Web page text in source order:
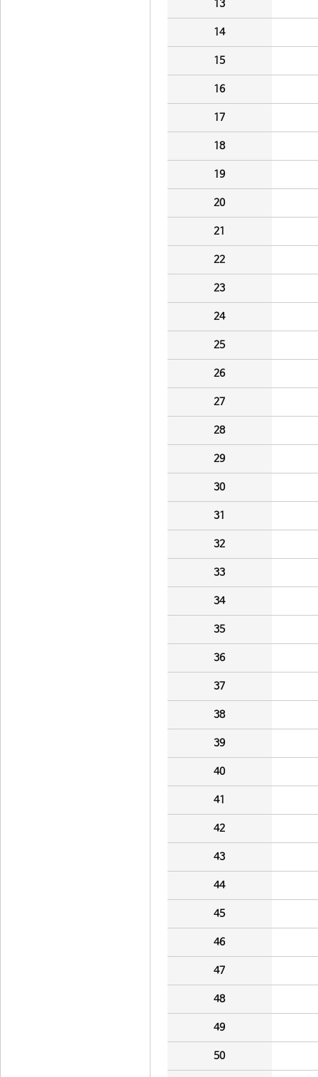
13
14
15
16
17
18
19
20
21
22
23
24
25
26
27
28
29
30
31
32
33
34
35
36
37
38
39
40
41
42
43
44
45
46
47
48
49
50